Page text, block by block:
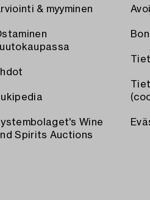
& myyminen
Wine
Spirits Auctions